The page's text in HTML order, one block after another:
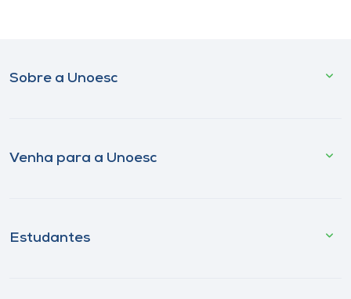
Sobre a Unoesc
Venha para a Unoesc
Estudantes